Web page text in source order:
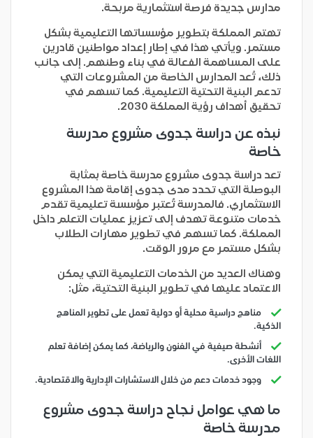
مدارس جديدة فرصة استثمارية مربحة.
تهتم المملكة بتطوير مؤسساتها التعليمية بشكل
مستمر. ويأتي هذا في إطار إعداد مواطنين قادرين
على المساهمة الفعالة في بناء وطنهم. إلى جانب
ذلك، تُعد المدارس الخاصة من المشروعات التي
تدعم البنية التحتية التعليمية. كما تسهم في
تحقيق أهداف رؤية المملكة 2030.
نبذه عن دراسة جدوى مشروع مدرسة
خاصة
تعد دراسة جدوى مشروع مدرسة خاصة بمثابة
البوصلة التي تحدد مدى جدوى إقامة هذا المشروع
الاستثماري. فالمدرسة تُعتبر مؤسسة تعليمية تقدم
خدمات متنوعة تهدف إلى تعزيز عمليات التعلم داخل
المملكة. كما تسهم في تطوير مهارات الطلاب
بشكل مستمر مع مرور الوقت.
وهناك العديد من الخدمات التعليمية التي يمكن
الاعتماد عليها في تطوير البنية التحتية، مثل:
مناهج دراسية محلية أو دولية تعمل على تطوير المناهج
الذكية.
أنشطة صيفية في الفنون والرياضة، كما يمكن إضافة تعلم
اللغات الأخرى.
وجود خدمات دعم من خلال الاستشارات الإدارية والاقتصادية.
ما هي عوامل نجاح دراسة جدوى مشروع
مدرسة خاصة